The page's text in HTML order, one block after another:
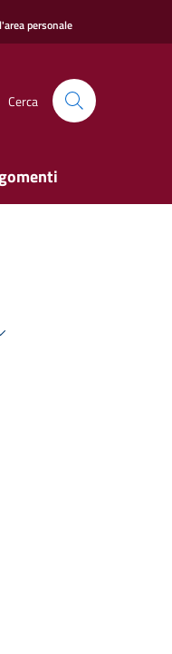
personale
Cerca